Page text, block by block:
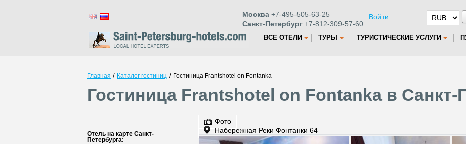
Москва +7-495-505-63-25
Санкт-Петербург +7-812-309-57-60
Войти
ВСЕ ОТЕЛИ ТУРЫ ТУРИСТИЧЕСКИЕ УСЛУГИ
Главная / Каталог гостиниц / Гостиница Frantshotel on Fontanka
Гостиница Frantshotel on Fontanka в Санкт-
Отель на карте Санкт-
Петербурга:
Фото
Набережная Реки Фонтанки 64